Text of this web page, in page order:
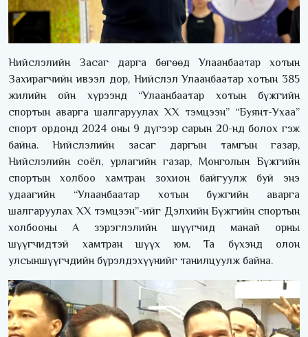
Нийслэлийн Засаг дарга бөгөөд Улаанбаатар хотын
Захирагчийн ивээл дор, Нийслэл Улаанбаатар хотын 385
жилийн ойн хүрээнд “Улаанбаатар хотын бүжгийн
спортын аварга шалгаруулах XX тэмцээн” “Буянт-Ухаа”
спорт ордонд 2024 оны 9 дүгээр сарын 20-нд болох гэж
байна. Нийслэлийн засаг даргын тамгын газар,
Нийслэлийн соёл, урлагийн газар, Монголын Бүжгийн
спортын холбоо хамтран зохион байгуулж буй энэ
удаагийн “Улаанбаатар хотын бүжгийн аварга
шалгаруулах ХХ тэмцээн”-ийг Дэлхийн Бүжгийн спортын
холбооны А зэрэглэлийн шүүгчид манай орны
шүүгчидтэй хамтран шүүх юм. Та бүхэнд олон
улсыншүүгчдийн бүрэлдэхүүнийг танилцуулж байна.